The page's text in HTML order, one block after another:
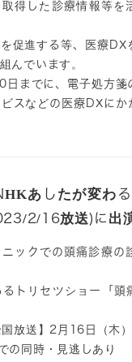
得した診療情報等を
促進する等、医療DX
んでいます。
までに、電子処方箋
スなどの医療DXにか
あしたが変わ
2/16放送)に出
ックでの頭痛診療の
トリセツショー「
国放送】2月16日（木
の同時・見逃しあり